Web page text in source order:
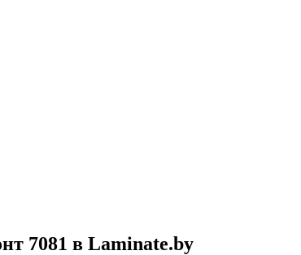
7081 в Laminate.by